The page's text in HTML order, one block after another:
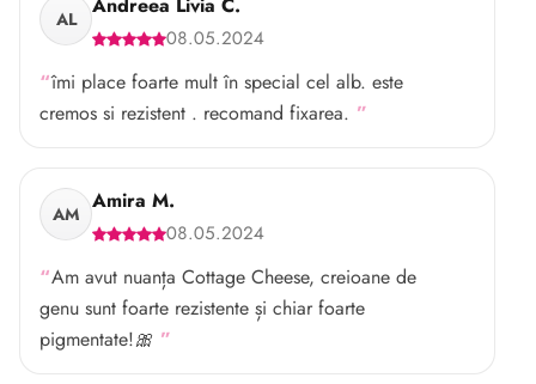
AL
08.05.2024
îmi place foarte mult în special cel alb. este
cremos si rezistent . recomand fixarea.
AM Amira M.
08.05.2024
Am avut nuanța Cottage Cheese, creioane de
genu sunt foarte rezistente și chiar foarte
pigmentate!🎀